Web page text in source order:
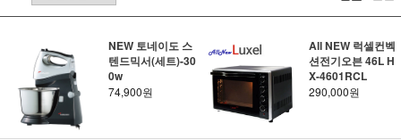
NEW 토네이도 스
텐드믹서(세트)-30
0w
74,900원
All NEW 럭셀컨벡
션전기오븐 46L H
X-4601RCL
290,000원